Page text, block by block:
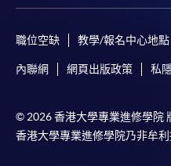
職位空缺 教學/報名中心地點
內聯網 網頁出版政策 私
© 2026 香港大學專業進修學院
香港大學專業進修學院乃非牟